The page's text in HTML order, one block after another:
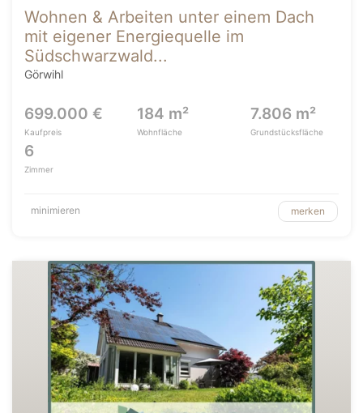
Wohnen & Arbeiten unter einem Dach
mit eigener Energiequelle im
Südschwarzwald...
Görwihl
699.000 €
Kaufpreis
184 m²
Wohnfläche
7.806 m²
Grundstücksfläche
6
Zimmer
minimieren merken